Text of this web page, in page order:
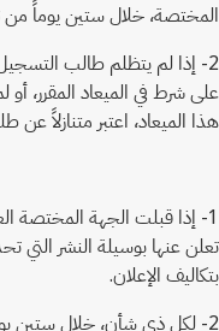
المختصة، خلال ستين يوماً من
2- إذا لم يتظلم طالب
على شرط في الميعاد المقرر،
هذا الميعاد، اعتبر متنازلاً عن
1- إذا قبلت الجهة المختصة
تعلن عنها بوسيلة النشر التي
بتكاليف الإعلان.
2- لكل ذي شأن، خلال ستين